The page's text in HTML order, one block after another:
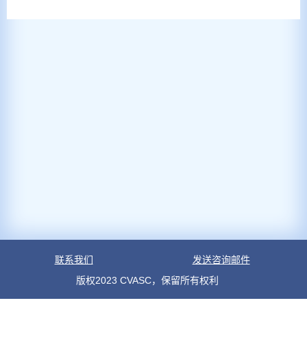
联系我们
发送咨询邮件
版权2023 CVASC，保留所有权利